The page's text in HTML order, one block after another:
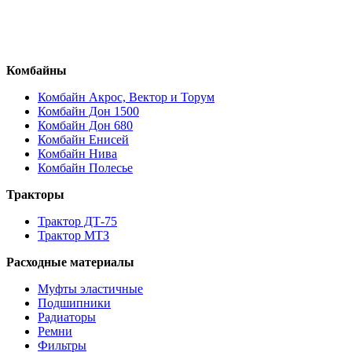
Комбайны
Комбайн Акрос, Вектор и Торум
Комбайн Дон 1500
Комбайн Дон 680
Комбайн Енисей
Комбайн Нива
Комбайн Полесье
Тракторы
Трактор ДТ-75
Трактор МТЗ
Расходные материалы
Муфты эластичные
Подшипники
Радиаторы
Ремни
Фильтры